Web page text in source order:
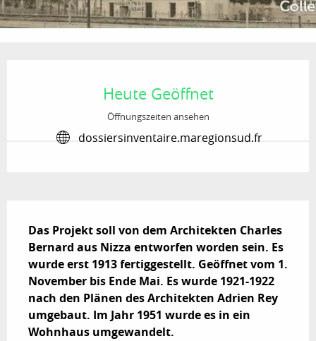
Heute Geöffnet
Öffnungszeiten ansehen
dossiersinventaire.maregionsud.fr
Das Projekt soll von dem Architekten Charles
Bernard aus Nizza entworfen worden sein. Es
wurde erst 1913 fertiggestellt. Geöffnet vom 1.
November bis Ende Mai. Es wurde 1921-1922
nach den Plänen des Architekten Adrien Rey
umgebaut. Im Jahr 1951 wurde es in ein
Wohnhaus umgewandelt.